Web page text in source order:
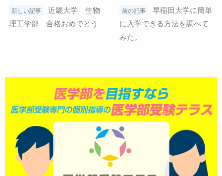
前
後
事
の
リ
ン
ク
新しい記事
近畿大学 生物
理工学部 合格おめでとう
前の記事
早稲田大学に簡単
に入学できる方法を調べて
みた。